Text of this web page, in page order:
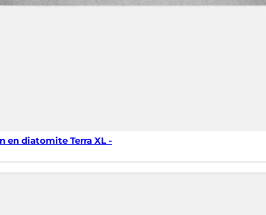
en diatomite Terra XL -